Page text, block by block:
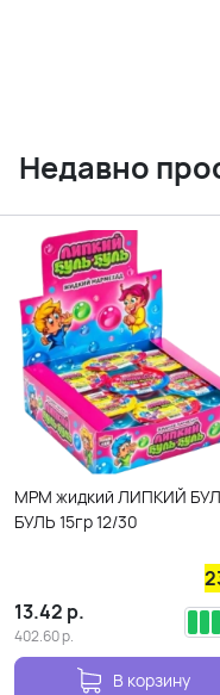
Недавно
МРМ жидкий ЛИПКИЙ
БУЛЬ 15гр 12/30
13.42 р.
402.60р.
В корзину